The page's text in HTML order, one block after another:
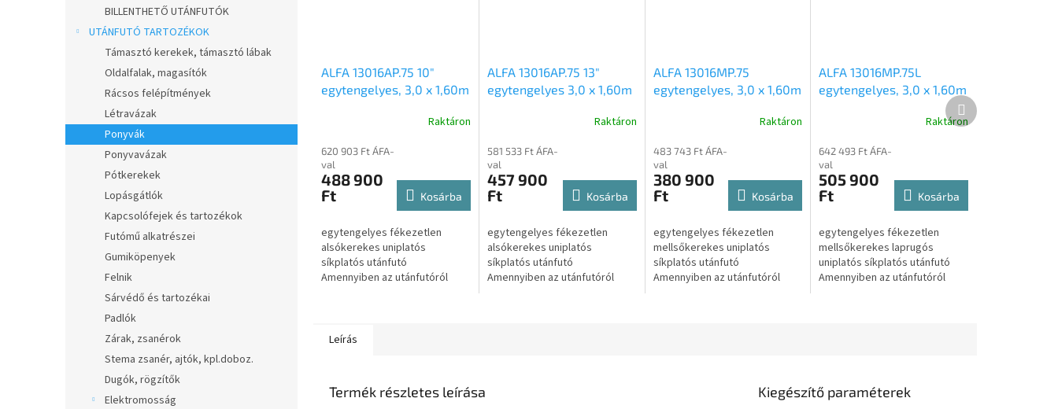
BILLENTHETŐ UTÁNFUTÓK
UTÁNFUTÓ TARTOZÉKOK
Támasztó kerekek, támasztó lábak
Oldalfalak, magasítók
Rácsos felépítmények
Létravázak
Ponyvák
Ponyvavázak
Pótkerekek
Lopásgátlók
Kapcsolófejek és tartozékok
Futómű alkatrészei
Gumiköpenyek
Felnik
Sárvédő és tartozékai
Padlók
Zárak, zsanérok
Stema zsanér, ajtók, kpl.doboz.
Dugók, rögzítők
Elektromosság
ALFA 13016AP.75 10"
egytengelyes, 3,0 x 1,60m
fékezetlen alsókerekes
Raktáron
620 903 Ft ÁFA-
val
488 900
Ft
Kosárba
egytengelyes fékezetlen
alsókerekes uniplatós
síkplatós utánfutó
Amennyiben az utánfutóról
ALFA 13016AP.75 13"
egytengelyes 3,0 x 1,60m
fékezetlen alsókerekes
Raktáron
581 533 Ft ÁFA-
val
457 900
Ft
Kosárba
egytengelyes fékezetlen
alsókerekes uniplatós
síkplatós utánfutó
Amennyiben az utánfutóról
ALFA 13016MP.75
egytengelyes, 3,0 x 1,60m
mellsőkerekes síkplatós
Raktáron
483 743 Ft ÁFA-
val
380 900
Ft
Kosárba
egytengelyes fékezetlen
mellsőkerekes uniplatós
síkplatós utánfutó
Amennyiben az utánfutóról
ALFA 13016MP.75L
egytengelyes, 3,0 x 1,60m
méretű 750kg, fékezetlen
mellsőkerekes laprugós
Raktáron
642 493 Ft ÁFA-
val
505 900
Ft
Kosárba
egytengelyes fékezetlen
mellsőkerekes laprugós
uniplatós síkplatós utánfutó
Amennyiben az utánfutóról
Következő
termék
Leírás
Termék részletes leírása Kiegészítő paraméterek